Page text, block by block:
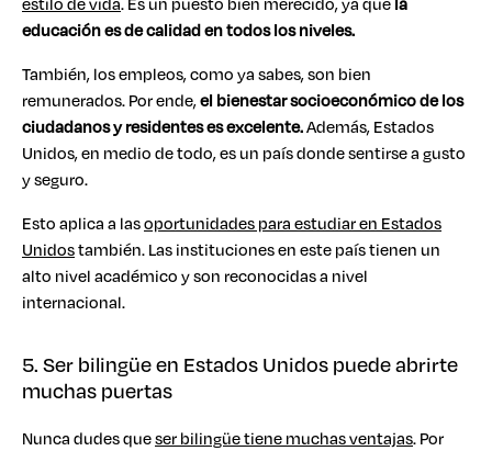
educación es de calidad en todos los niveles.
También, los empleos, como ya sabes, son bien
remunerados. Por ende,el bienestar socioeconómico de los
ciudadanos y residentes es excelente.Además, Estados
Unidos, en medio de todo, es un país donde sentirse a gusto
y seguro.
Esto aplica a lasoportunidades para estudiar en Estados
Unidostambién. Las instituciones en este país tienen un
alto nivel académico y son reconocidas a nivel
internacional.
5. Ser bilingüe en Estados Unidos puede abrirte
muchas puertas
Nunca dudes queser bilingüe tiene muchas ventajas. Por